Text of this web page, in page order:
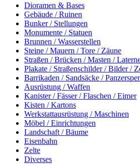
Dioramen & Bases
Gebäude / Ruinen
Bunker / Stellungen
Monumente / Statuen
Brunnen / Wasserstellen
Steine / Mauern / Tore / Zäune
Straßen / Brücken / Masten /
Plakate / Straßenschilder / Bilder /
Barrikaden / Sandsäcke /
Ausrüstung / Waffen
Kanister / Fässer / Flaschen / Eimer
Kisten / Kartons
Werkstattausrüstung / Maschinen
Möbel / Einrichtungen
Landschaft / Bäume
Eisenbahn
Zelte
Diverses